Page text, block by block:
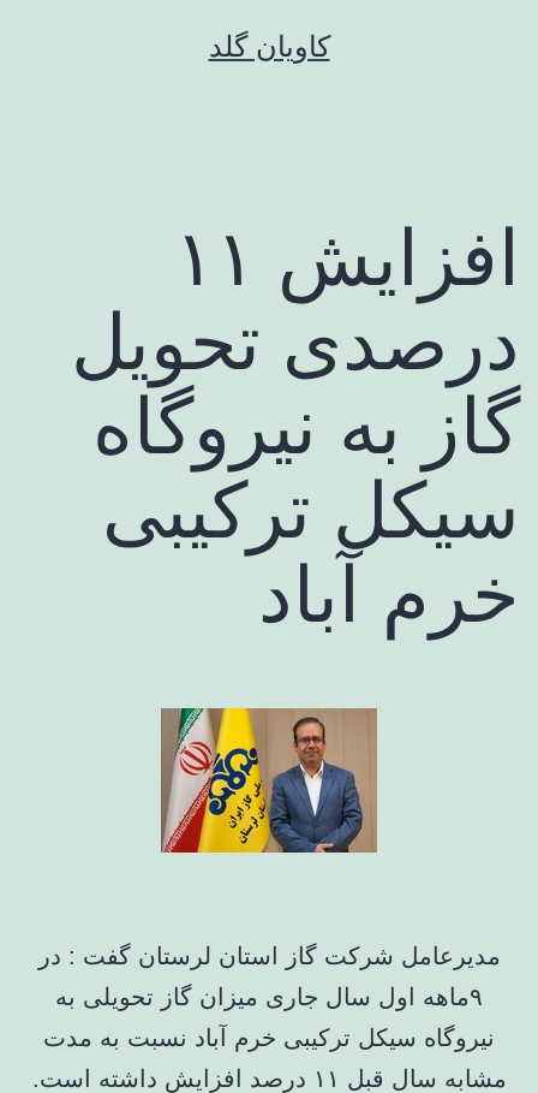
کاویان گلد
افزایش ۱۱
درصدی تحویل
گاز به نیروگاه
سیکل ترکیبی
خرم آباد
مدیرعامل شرکت گاز استان لرستان گفت : در
۹ماهه اول سال جاری میزان گاز تحویلی به
نیروگاه سیکل ترکیبی خرم آباد نسبت به مدت
مشابه سال قبل ۱۱ درصد افزایش داشته است.